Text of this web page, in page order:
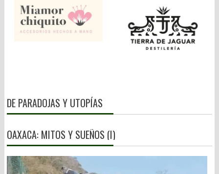
DE PARADOJAS Y UTOPÍAS
OAXACA: MITOS Y SUEÑOS (I)